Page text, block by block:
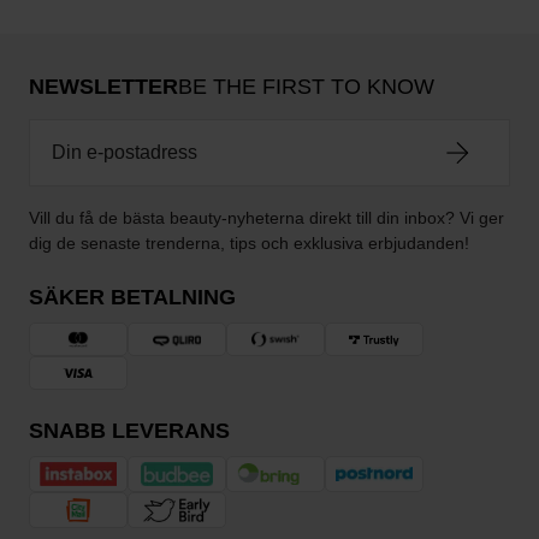
NEWSLETTERBE THE FIRST TO KNOW
Vill du få de bästa beauty-nyheterna direkt till din inbox? Vi ger
dig de senaste trenderna, tips och exklusiva erbjudanden!
SÄKER BETALNING
SNABB LEVERANS